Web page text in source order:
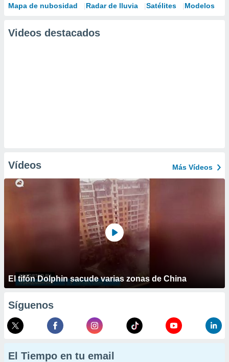
Mapa de nubosidad Radar de lluvia Satélites Modelos
Videos destacados
Vídeos Más Vídeos
El tifón Dolphin sacude varias zonas de China
Síguenos
El Tiempo en tu email